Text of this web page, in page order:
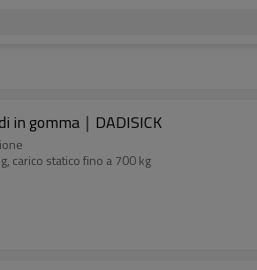
in gomma｜DADISICK
carico statico fino a 700 kg